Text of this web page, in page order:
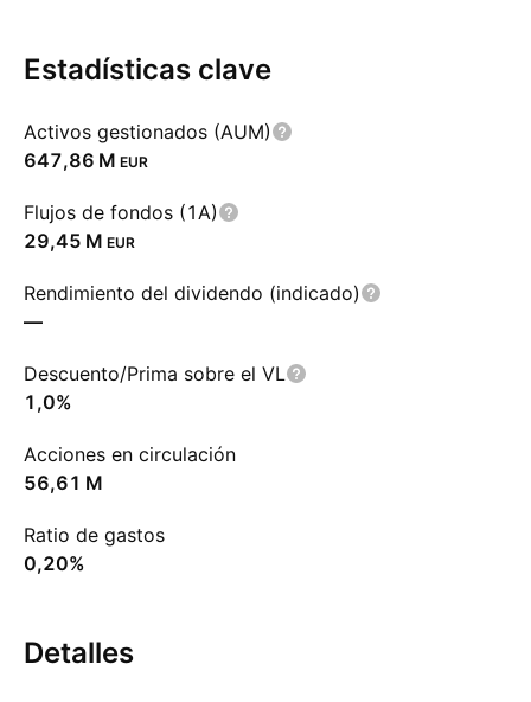
Estadísticas clave
Activos gestionados (AUM)
‪647,86 M‬ EUR
Flujos de fondos (1A)
‪29,45 M‬ EUR
Rendimiento del dividendo (indicado)
—
Descuento/Prima sobre el VL
1,0%
Acciones en circulación
‪56,61 M‬
Ratio de gastos
0,20%
Detalles